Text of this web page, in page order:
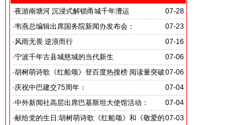
07-28
·夜游南塘河 沉浸式解锁甬城千年漕运
07-23
·韦燕总编辑出席国务院新闻办发布会：
关注海关总署“十五五”时期守好国门安全
07-16
·风雨无畏 逆浪而行
旭日应急救援队硬核抗巴“威风”护平安
07-06
·宁波千年古县城慈城的当代新生
07-06
·胡树萌诗歌《红船颂》登百度热搜榜 阅读量突破
数亿次 打破“曲高和寡”的传播困境
07-04
·庆祝中巴建交75周年：
韦燕总裁同多国大使出席巴基斯坦驻华大使馆举办“芒果
节”
07-04
·中外新闻社高层出席巴基斯坦大使馆活动：
医药、保健和生物科技职业技术教育与培训专题研讨会
07-03
·献给党的生日:胡树萌诗歌《红船颂》和《敬爱的